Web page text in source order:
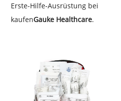
Erste-Hilfe-Ausrüstung bei
kaufenGauke Healthcare.